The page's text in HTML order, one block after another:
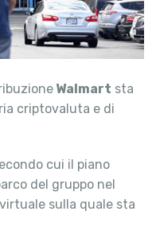
Walmart sta
criptovaluta e di
cui il piano
del gruppo nel
sulla quale sta